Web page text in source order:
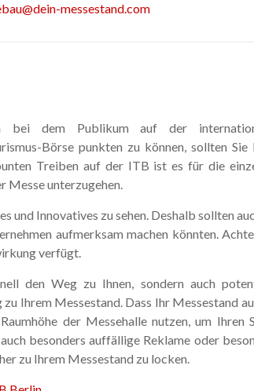
messestand.com
bei dem Publikum auf der
Börse punkten zu können, sollten Sie
Treiben auf der ITB ist es für die
Messe unterzugehen.
und Innovatives zu sehen. Deshalb sollten
aufmerksam machen könnten.
verfügt.
den Weg zu Ihnen, sondern auch
Ihrem Messestand. Dass Ihr Messestand
der Messehalle nutzen, um Ihren
besonders auffällige Reklame oder
zu Ihrem Messestand zu locken.